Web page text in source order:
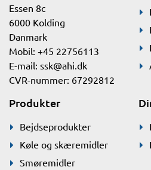
Essen 8c
6000 Kolding
Danmark
Mobil: +45 22756113
E-mail: ssk@ahi.dk
CVR-nummer: 67292812
Produkter
Bejdseprodukter
Køle og skæremidler
Smøremidler